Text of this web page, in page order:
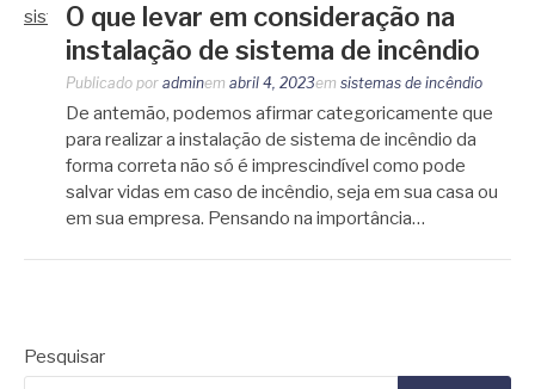
O que levar em consideração na
instalação de sistema de incêndio
Publicado por adminem abril 4, 2023em sistemas de incêndio
De antemão, podemos afirmar categoricamente que
para realizar a instalação de sistema de incêndio da
forma correta não só é imprescindível como pode
salvar vidas em caso de incêndio, seja em sua casa ou
em sua empresa. Pensando na importância…
Pesquisar